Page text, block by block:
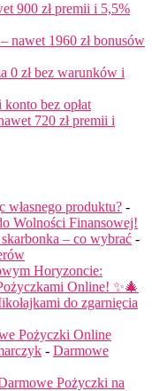
900 zł premii i 5,5%
nawet 1960 zł bonusów
0 zł bez warunków i
bez opłat
720 zł premii i
własnego produktu? -
Wolności Finansowej!
– co wybrać -
Horyzoncie:
Online! ✨🎄
do zgarnięcia
Pożyczki Online
- Darmowe
Pożyczki na